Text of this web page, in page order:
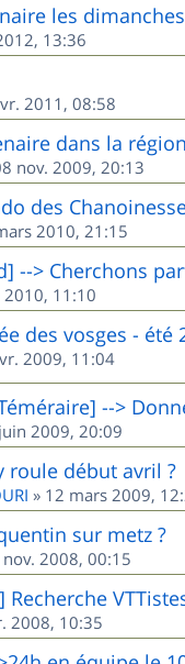
les
13:36
2011, 08:58
dans la
nov. 2009, 20:13
des
2010, 21:15
--> Cherchons
2010, 11:10
des vosges - été
2009, 11:04
-->
2009, 20:09
roule début avril ?
» 12 mars 2009,
sur metz ?
nov. 2008, 00:15
2008, 10:35